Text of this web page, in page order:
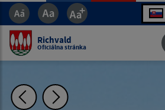
Richvald
Oficiálna stránka